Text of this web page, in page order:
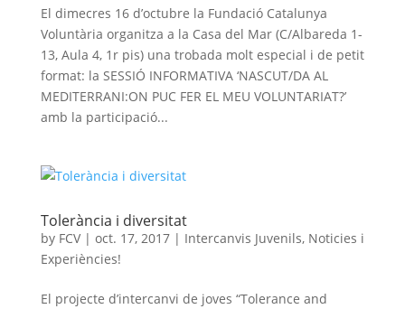
El dimecres 16 d’octubre la Fundació Catalunya
Voluntària organitza a la Casa del Mar (C/Albareda 1-
13, Aula 4, 1r pis) una trobada molt especial i de petit
format: la SESSIÓ INFORMATIVA ‘NASCUT/DA AL
MEDITERRANI:ON PUC FER EL MEU VOLUNTARIAT?’
amb la participació...
Tolerància i diversitat
by FCV| oct. 17, 2017| Intercanvis Juvenils, Noticies i
Experiències!
El projecte d’intercanvi de joves “Tolerance and